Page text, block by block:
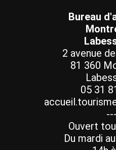
Bureau
2 avenue
81 360
05 31
Ouvert
Du mardi